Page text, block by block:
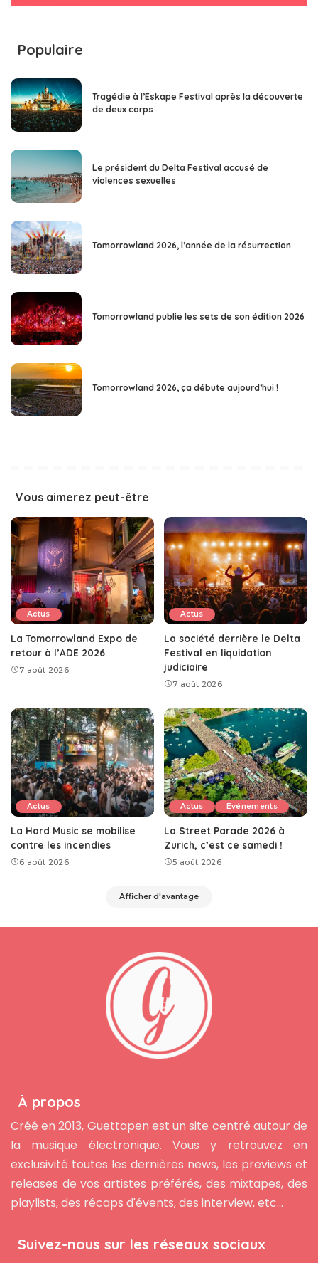
Populaire
Tragédie à l’Eskape Festival après la découverte
de deux corps
Le président du Delta Festival accusé de
violences sexuelles
Tomorrowland 2026, l’année de la résurrection
Tomorrowland publie les sets de son édition 2026
Tomorrowland 2026, ça débute aujourd’hui !
Vous aimerez peut-être
Actus
La Tomorrowland Expo de
retour à l’ADE 2026
7 août 2026
Actus
La société derrière le Delta
Festival en liquidation
judiciaire
7 août 2026
Actus
La Hard Music se mobilise
contre les incendies
6 août 2026
Actus Événements
La Street Parade 2026 à
Zurich, c’est ce samedi !
5 août 2026
Afficher d'avantage
À propos
Créé en 2013, Guettapen est un site centré autour de
la musique électronique. Vous y retrouvez en
exclusivité toutes les dernières news, les previews et
releases de vos artistes préférés, des mixtapes, des
playlists, des récaps d'évents, des interview, etc...
Suivez-nous sur les réseaux sociaux